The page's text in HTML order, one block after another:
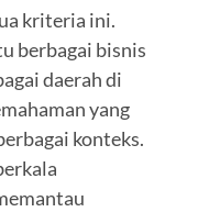
kriteria ini.
berbagai bisnis
daerah di
yang
konteks.